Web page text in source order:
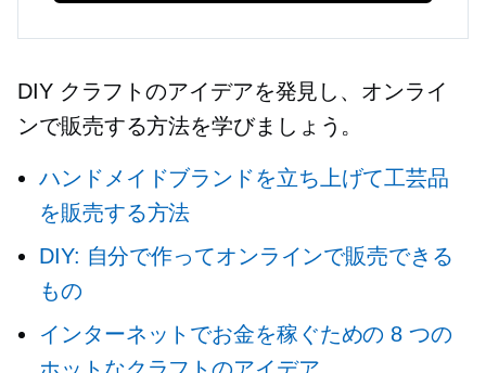
DIY クラフトのアイデアを発見し、オンライ
ンで販売する方法を学びましょう。
ハンドメイドブランドを立ち上げて工芸品
を販売する方法
DIY: 自分で作ってオンラインで販売できる
もの
インターネットでお金を稼ぐための 8 つの